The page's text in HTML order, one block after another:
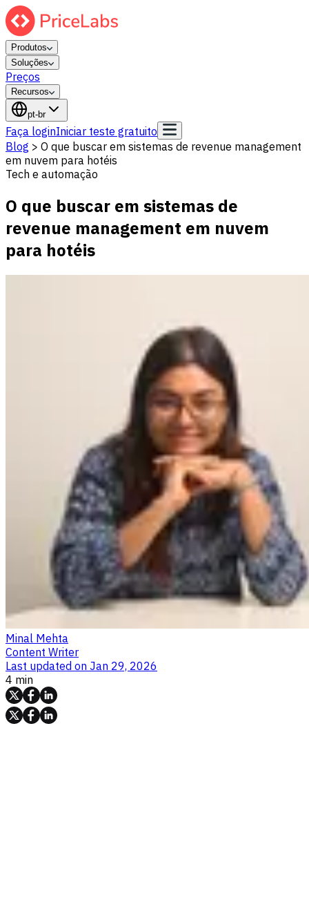
Produtos
Soluções
Preços
Recursos
pt-br
Faça loginIniciar teste gratuito
Blog > O que buscar em sistemas de revenue management
em nuvem para hotéis
Tech e automação
O que buscar em sistemas de
revenue management em nuvem
para hotéis
Minal Mehta
Content Writer
Last updated on Jan 29, 2026
4 min